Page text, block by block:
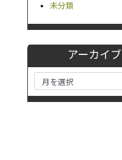
未分類
アーカイブ